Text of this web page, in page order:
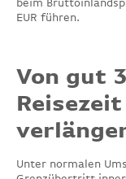
EUR führen.
Von gut
Unter normalen